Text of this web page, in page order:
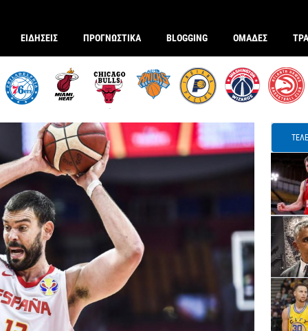
ΕΙΔΗΣΕΙΣ ΠΡΟΓΝΩΣΤΙΚΑ BLOGGING ΟΜΑΔΕΣ